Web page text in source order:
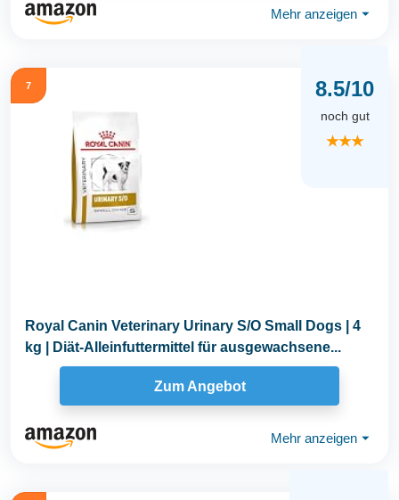
Mehr anzeigen ⏷
7 8.5/10
noch gut
★★★
Royal Canin Veterinary Urinary S/O Small Dogs | 4
kg | Diät-Alleinfuttermittel für ausgewachsene...
Zum Angebot
Mehr anzeigen ⏷